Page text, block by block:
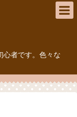
心者です。色々な